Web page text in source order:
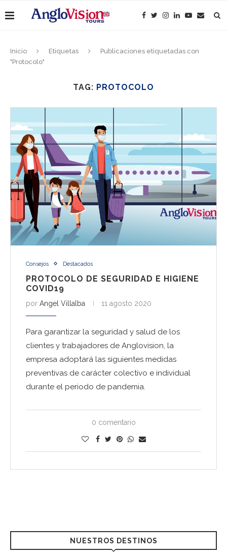
Inicio Etiquetas
Publicaciones etiquetadas con
"Protocolo"
TAG: PROTOCOLO
Consejos Destacados
PROTOCOLO DE SEGURIDAD E HIGIENE
COVID19
por Angel Villalba 11 agosto 2020
Para garantizar la seguridad y salud de los
clientes y trabajadores de Anglovision, la
empresa adoptará las siguientes medidas
preventivas de carácter colectivo e individual
durante el periodo de pandemia.
0 comentario
NUESTROS DESTINOS